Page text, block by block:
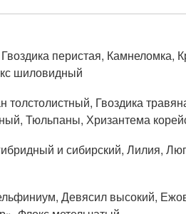
перистая, Камнеломка,
шиловидный
толстолистный, Гвоздика
Тюльпаны, Хризантема
и сибирский, Лилия,
Девясил высокий,